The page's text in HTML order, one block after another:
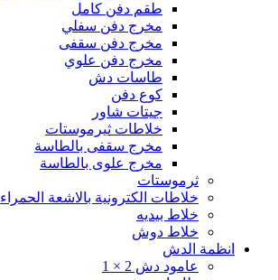
طقم دفن كامل
مخرج دفن سفلي
مخرج دفن سقفى
مخرج دفن علوي
طاسات دش
كوع دفن
جيتات شاور
خلاطات ثيرموستات
مخرج سقفى بالطاسة
مخرج علوى بالطاسة
ثرموستات
خلاطات الكترونية بالاشعة الحمراء
خلاط بيديه
خلاط دوش
انظمة الدش
عامود دش 2 × 1